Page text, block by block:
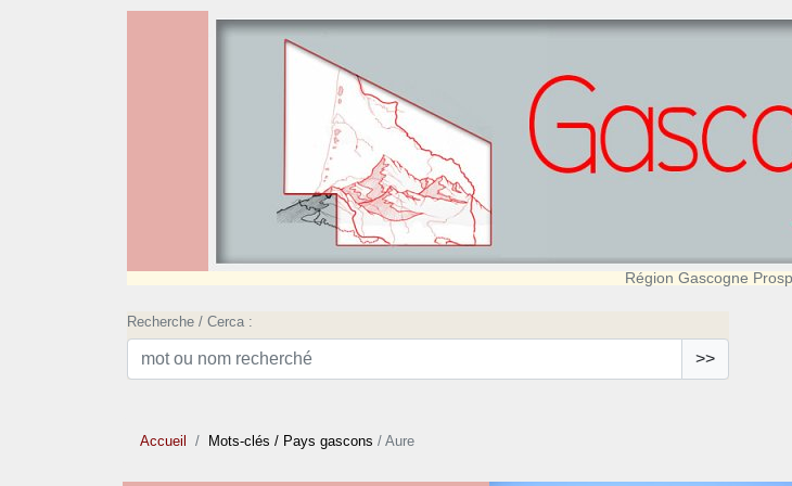
Région Gascogne
Recherche / Cerca :
>>
Accueil Mots-clés / Pays gascons / Aure